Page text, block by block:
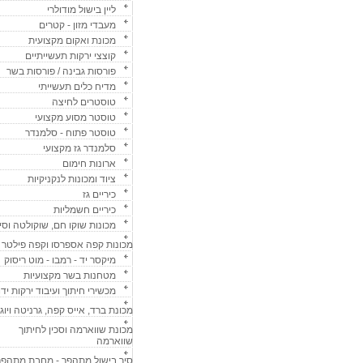
ליין בישול מודולרי
מעבדי מזון - קטרים
מכונת ואקום מקצועית
קוצצי ירקות תעשייתיים
פורסות גבינה / פורסות בשר
מדיח כלים תעשייתי
טוסטרים לחיצה
טוסטר מסוע מקצועי
טוסטר פתוח - סלמנדר
סלמנדר גז מקצועי
ארונות חימום
ציוד ומכונות לנקניקיות
כיריים גז
כיריים חשמליות
מכונות שוקו חם, שוקולטה
מכונות קפה אספרסו וקפה פילטר
מיקסר יד - רמבו - מוט ריסוק
מטחנות בשר מקצועיות
מכשירי חיתוך ועיבוד ירקות
מכונת ברד, אייס קפה, גרניטה
מכונת שווארמה וסכין לחיתוך
שווארמה
סיר בישול מתהפך - מחבת